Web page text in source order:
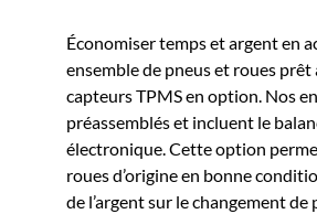
Économiser temps et argent en
ensemble de pneus et roues prêt
capteurs TPMS en option. Nos
préassemblés et incluent le
électronique. Cette option
roues d’origine en bonne
de l’argent sur le changement de